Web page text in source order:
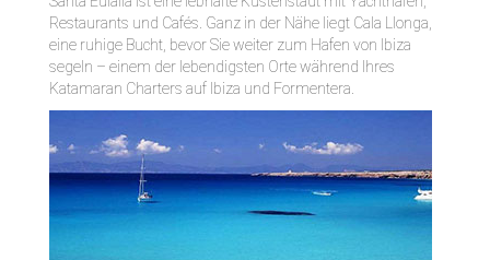
Restaurants und Cafés. Ganz in der Nähe liegt Cala Llonga,
eine ruhige Bucht, bevor Sie weiter zum Hafen von Ibiza
segeln – einem der lebendigsten Orte während Ihres
Katamaran Charters auf Ibiza und Formentera.